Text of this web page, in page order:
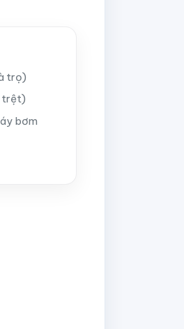
trọ)
trệt)
bơm